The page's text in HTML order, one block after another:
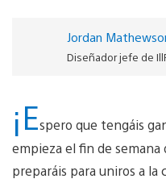
Jordan
Diseñador jefe de
¡Espero que tengáis
empieza el fin de
preparáis para uniros a la